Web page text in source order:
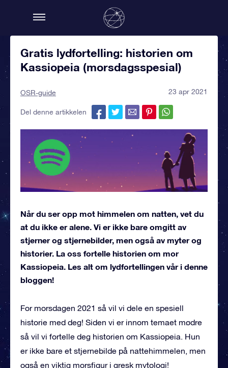
Gratis lydfortelling: historien om
Kassiopeia (morsdagsspesial)
OSR-guide 23 apr 2021
Del denne artikkelen
Når du ser opp mot himmelen om natten, vet du
at du ikke er alene. Vi er ikke bare omgitt av
stjerner og stjernebilder, men også av myter og
historier. La oss fortelle historien om mor
Kassiopeia. Les alt om lydfortellingen vår i denne
bloggen!
For morsdagen 2021 så vil vi dele en spesiell
historie med deg! Siden vi er innom temaet mødre
så vil vi fortelle deg historien om Kassiopeia. Hun
er ikke bare et stjernebilde på nattehimmelen, men
også en viktig morsfigur i gresk mytologi!